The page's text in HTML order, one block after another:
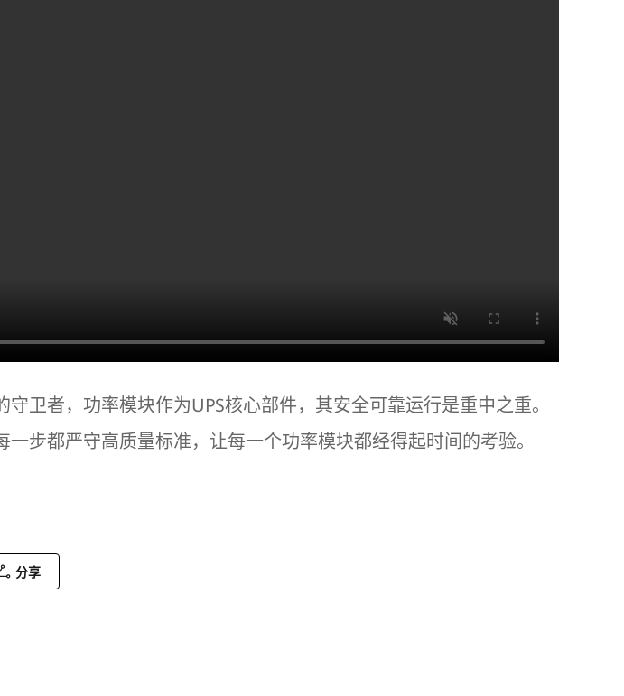
卫者，功率模块作为UPS核心部件，其安全可靠运行是重中之重。
步都严守高质量标准，让每一个功率模块都经得起时间的考验。
分享